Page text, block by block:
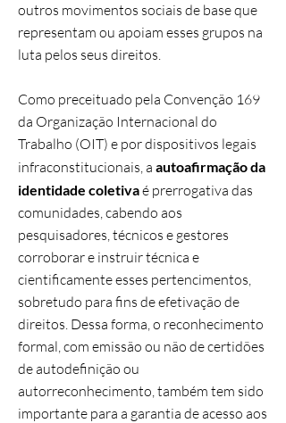
outros movimentos sociais de base que
representam ou apoiam esses grupos na
luta pelos seus direitos.
Como preceituado pela Convenção 169
da Organização Internacional do
Trabalho (OIT) e por dispositivos legais
infraconstitucionais, a autoafirmação da
identidade coletivaé prerrogativa das
comunidades, cabendo aos
pesquisadores, técnicos e gestores
corroborar e instruir técnica e
cientificamente esses pertencimentos,
sobretudo para fins de efetivação de
direitos. Dessa forma, o reconhecimento
formal, com emissão ou não de certidões
de autodefinição ou
autorreconhecimento, também tem sido
importante para a garantia de acesso aos